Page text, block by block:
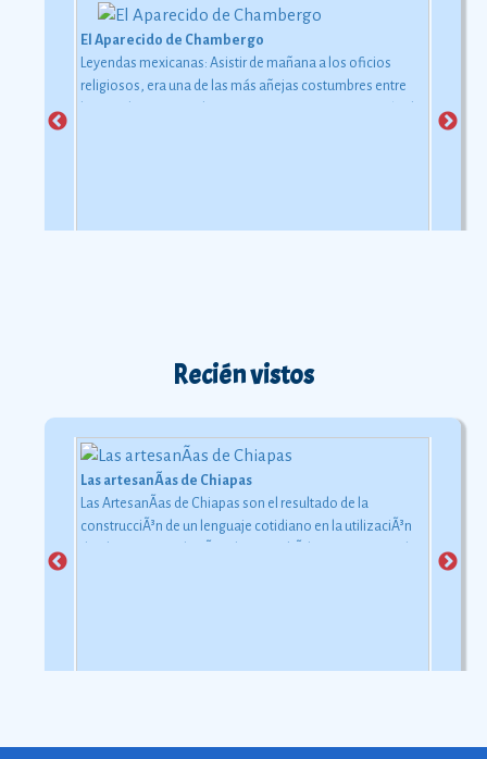
El Aparecido de Chambergo
Leyendas mexicanas: Asistir de mañana a los oficios
religiosos, era una de las más añejas costumbres entre
Recién vistos
Las artesanÃ­as de Chiapas
Las ArtesanÃ­as de Chiapas son el resultado de la
construcciÃ³n de un lenguaje cotidiano en la utilizaciÃ³n